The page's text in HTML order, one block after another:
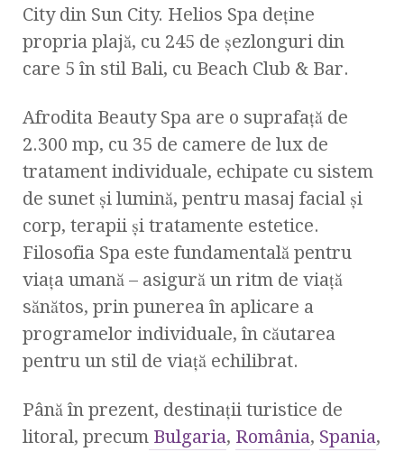
City din Sun City. Helios Spa deţine
propria plajă, cu 245 de şezlonguri din
care 5 în stil Bali, cu Beach Club & Bar.
Afrodita Beauty Spa are o suprafaţă de
2.300 mp, cu 35 de camere de lux de
tratament individuale, echipate cu sistem
de sunet şi lumină, pentru masaj facial şi
corp, terapii şi tratamente estetice.
Filosofia Spa este fundamentală pentru
viaţa umană – asigură un ritm de viaţă
sănătos, prin punerea în aplicare a
programelor individuale, în căutarea
pentru un stil de viaţă echilibrat.
Până în prezent, destinaţii turistice de
litoral, precum Bulgaria, România, Spania,